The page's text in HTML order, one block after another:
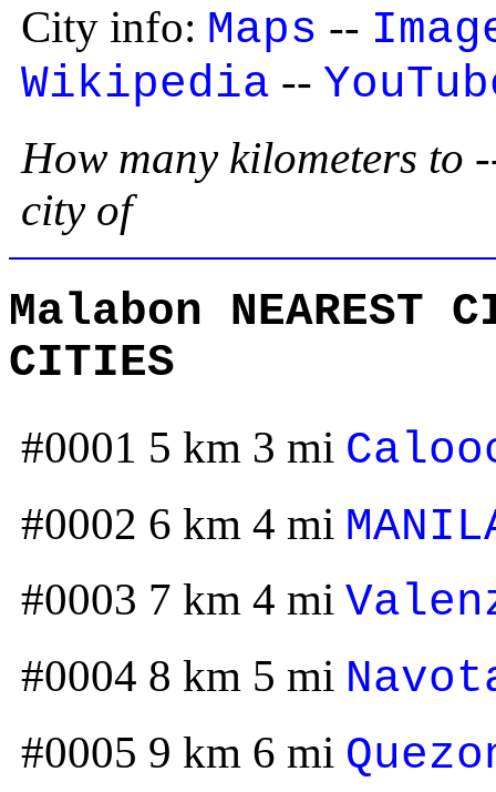
City info: Maps --
Wikipedia --
How many kilometers to
city of
Malabon NEAREST
CITIES
#0001 5 km 3 mi
#0002 6 km 4 mi
#0003 7 km 4 mi
#0004 8 km 5 mi
#0005 9 km 6 mi